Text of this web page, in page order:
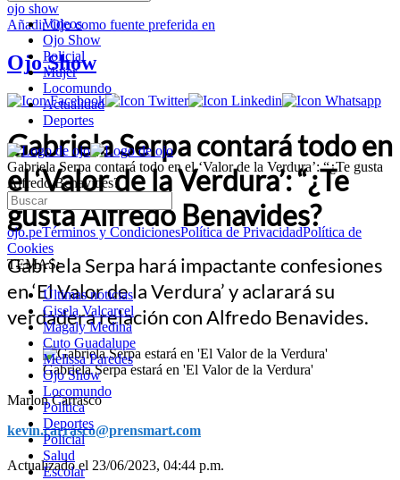
Videos
Ojo Show
Policial
Mujer
Locomundo
Actualidad
Deportes
Gabriela Serpa contará todo en el ‘Valor de la Verdura’: “¿Te gusta
Alfredo Benavides?
ojo.peTérminos y CondicionesPolítica de PrivacidadPolítica de
Cookies
TEMAS:
Últimas noticias
Gisela Valcarcel
Magaly Medina
Cuto Guadalupe
Melissa Paredes
Ojo Show
Locomundo
Política
Deportes
Policial
Salud
Escolar
ojo show
AñadirOjocomo fuente preferida en
Ojo Show
Gabriela Serpa contará todo en
el ‘Valor de la Verdura’: “¿Te
gusta Alfredo Benavides?
Gabriela Serpa hará impactante confesiones
en ‘El Valor de la Verdura’ y aclarará su
verdadera relación con Alfredo Benavides.
Gabriela Serpa estará en 'El Valor de la Verdura'
Marlon Carrasco
kevin.carrasco@prensmart.com
Actualizado el 23/06/2023, 04:44 p.m.